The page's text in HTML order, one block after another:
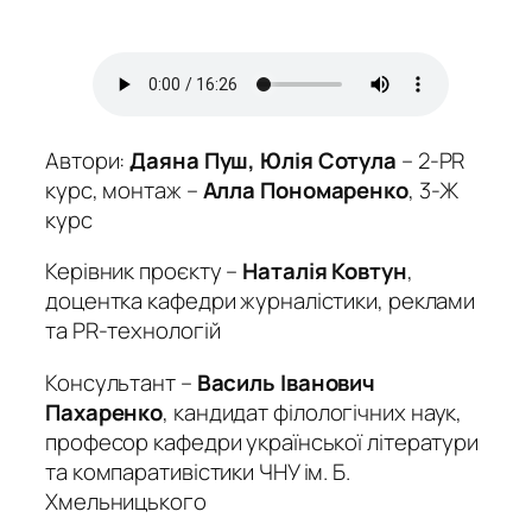
Автори:Даяна Пуш, Юлія Сотула – 2-PR
курс, монтаж –Алла Пономаренко, 3-Ж
курс
Керівник проєкту – Наталія Ковтун,
доцентка кафедри журналістики, реклами
та PR-технологій
Консультант – Василь Іванович
Пахаренко, кандидат філологічних наук,
професор кафедри української літератури
та компаративістики ЧНУ ім. Б.
Хмельницького